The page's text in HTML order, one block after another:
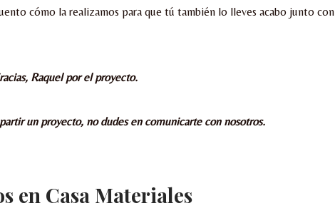
cómo la realizamos para que tú también lo lleves acabo junto con
Raquel por el proyecto.
un proyecto, no dudes en comunicarte con nosotros.
en Casa Materiales